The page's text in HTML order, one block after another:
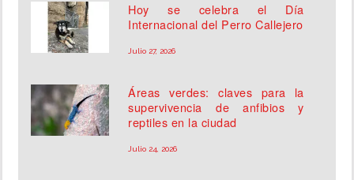
Hoy se celebra el Día
Internacional del Perro Callejero
Julio 27, 2026
Áreas verdes: claves para la
supervivencia de anfibios y
reptiles en la ciudad
Julio 24, 2026